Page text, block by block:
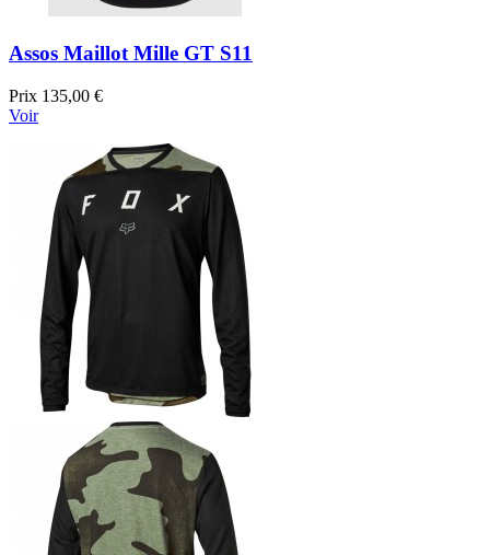
Assos Maillot Mille GT S11
Prix 135,00 €
Voir